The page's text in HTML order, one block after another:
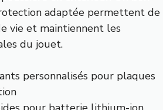
adaptée permettent de
vie et maintiennent les
du jouet.
personnalisés pour plaques